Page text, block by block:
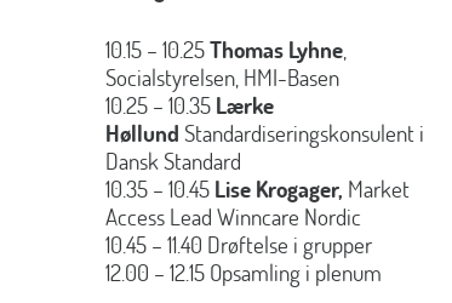
10.15 – 10.25Thomas Lyhne,
Socialstyrelsen, HMI-Basen
10.25 – 10.35 Lærke
Høllund Standardiseringskonsulent i
Dansk Standard
10.35 – 10.45 Lise Krogager, Market
Access Lead Winncare Nordic
10.45 – 11.40 Drøftelse i grupper
12.00 – 12.15 Opsamling i plenum